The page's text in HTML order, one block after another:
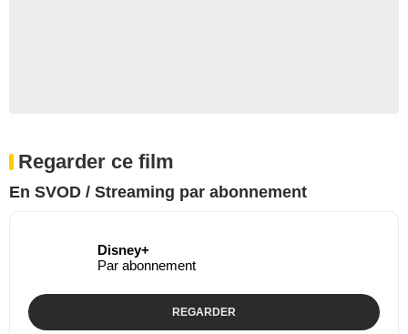
Regarder ce film
En SVOD / Streaming par abonnement
Disney+
Par abonnement
REGARDER